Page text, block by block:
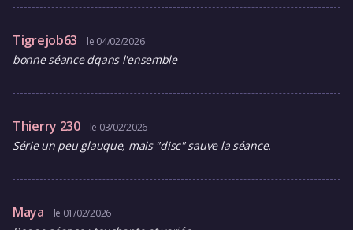
Tigrejob63 le 04/02/2026
bonne séance dqans l'ensemble
Thierry 230 le 03/02/2026
Série un peu glauque, mais "disc" sauve la séance.
Maya le 01/02/2026